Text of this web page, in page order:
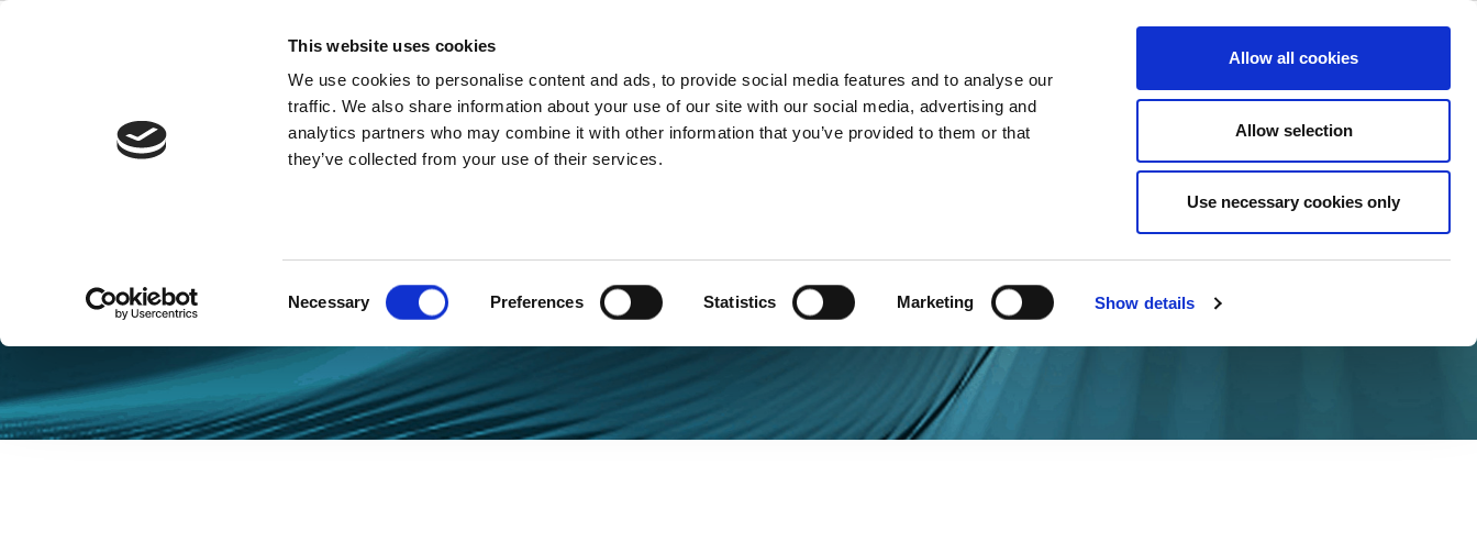
This website uses cookies
We use cookies to personalise content and ads, to provide social media features and to analyse our
traffic. We also share information about your use of our site with our social media, advertising and
analytics partners who may combine it with other information that you’ve provided to them or that
they’ve collected from your use of their services.
Necessary Preferences Statistics Marketing Show details
Allow all cookies
Allow selection
Use necessary cookies only
Company